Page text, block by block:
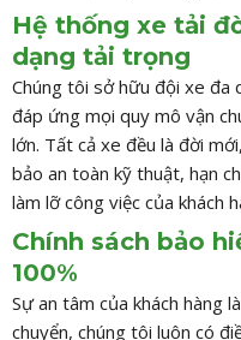
Hệ thống xe tải
dạng tải trọng
Chúng tôi sở hữu đội xe đa
đáp ứng mọi quy mô vận
lớn. Tất cả xe đều là đời
bảo an toàn kỹ thuật, hạn
làm lỡ công việc của khách
Chính sách bảo
100%
Sự an tâm của khách hàng
chuyển, chúng tôi luôn có